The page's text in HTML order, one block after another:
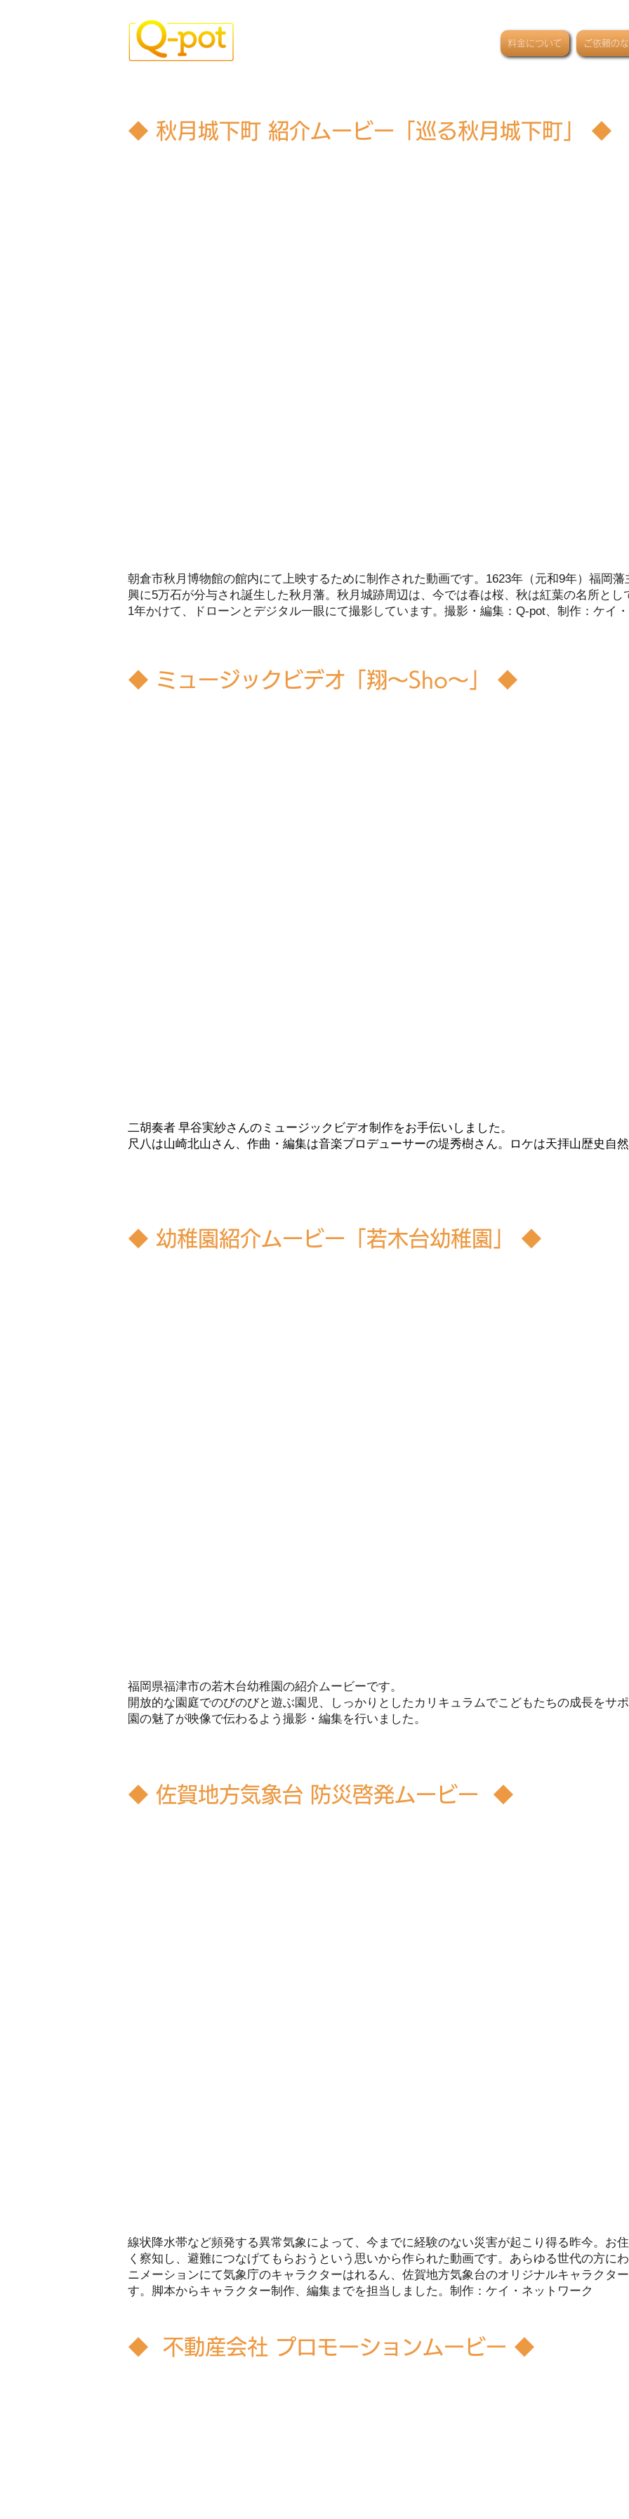
料金について ご依頼の
◆ 秋月城下町 紹介ムービー「巡る秋月城下町」 ◆
朝倉市秋月博物館の館内にて上映するために制作された動画です。 1623年（元和9年）福岡
興に5万石が分与され誕生した秋月藩。秋月城跡周辺は、今では春は桜、秋は紅葉の名所とし
1年かけて、ドローンとデジタル一眼にて撮影しています。撮影・編集：Q-pot、制作：ケイ
◆ ミュージックビデオ「翔〜Sho〜」 ◆
二胡奏者 早谷実紗さんのミュージックビデオ制作をお手伝いしました。
尺八は山崎北山さん、作曲・編集は音楽プロデューサーの堤秀樹さん。ロケは天拝山歴史自然
◆ 幼稚園紹介ムービー「若木台幼稚園」 ◆
福岡県福津市の若木台幼稚園の紹介ムービーです。
開放的な園庭でのびのびと遊ぶ園児、しっかりとしたカリキュラムでこどもたちの成長をサ
園の魅了が映像で伝わるよう撮影・編集を行いました。
◆ 佐賀地方気象台 防災啓発ムービー ◆
線状降水帯など頻発する異常気象によって、今までに経験のない災害が起こり得る昨今。お
く察知し、避難につなげてもらおうという思いから作られた動画です。あらゆる世代の方に
ニメーションにて気象庁のキャラクターはれるん、佐賀地方気象台のオリジナルキャラクタ
す。脚本からキャラクター制作、編集までを担当しました。制作：ケイ・ネットワーク
◆ 不動産会社 プロモーションムービー ◆